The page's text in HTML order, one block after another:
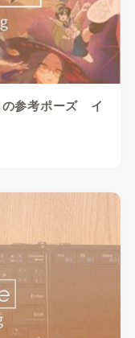
の参考ポーズ イ